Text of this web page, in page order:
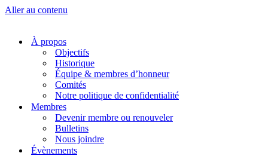
Aller au contenu
À propos
Objectifs
Historique
Équipe & membres d’honneur
Comités
Notre politique de confidentialité
Membres
Devenir membre ou renouveler
Bulletins
Nous joindre
Évènements